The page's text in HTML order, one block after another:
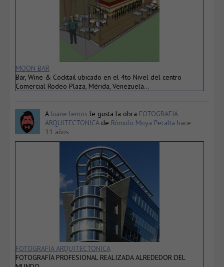
MOON BAR
Bar, Wine & Cocktail ubicado en el 4to Nivel del centro
Comercial Rodeo Plaza, Mérida, Venezuela…
AJuane lemos le gusta la obra FOTOGRAFIA
ARQUITECTONICAde Rómulo Moya Peralta hace
11 años
FOTOGRAFIA ARQUITECTONICA
FOTOGRAFÍA PROFESIONAL REALIZADA ALREDEDOR DEL